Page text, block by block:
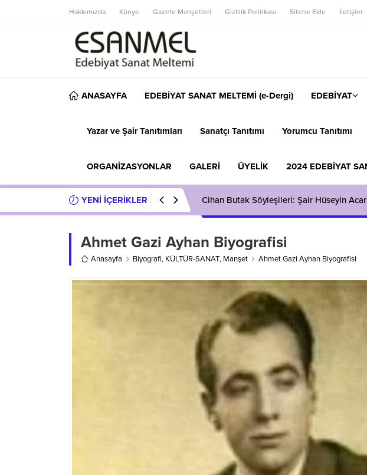
Hakkımızda Künye Gazete Manşetleri Gizlilik Politikası Sitene Ekle İletişim
ANASAYFA EDEBİYAT SANAT MELTEMİ (e-Dergi) EDEBİYAT
Yazar ve Şair Tanıtımları Sanatçı Tanıtımı Yorumcu Tanıtımı
ORGANİZASYONLAR GALERİ ÜYELİK 2024 EDEBİYAT
YENİ İÇERİKLER Cihan Butak Söyleşileri: Şair Hüseyin
Ahmet Gazi Ayhan Biyografisi
Anasayfa Biyografi, KÜLTÜR-SANAT, Manşet Ahmet Gazi Ayhan Biyografisi